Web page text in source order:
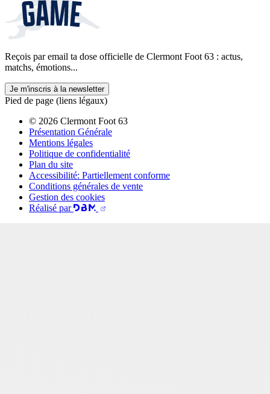
Reçois par email ta dose officielle de Clermont Foot 63 : actus,
matchs, émotions...
Je m'inscris à la newsletter
Pied de page (liens légaux)
© 2026 Clermont Foot 63
Présentation Générale
Mentions légales
Politique de confidentialité
Plan du site
Accessibilité: Partiellement conforme
Conditions générales de vente
Gestion des cookies
Réalisé par